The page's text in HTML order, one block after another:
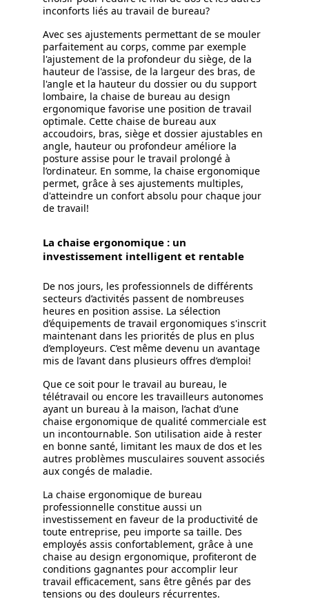
inconforts liés au travail de bureau?
Avec ses ajustements permettant de se mouler
parfaitement au corps, comme par exemple
l'ajustement de la profondeur du siège, de la
hauteur de l'assise, de la largeur des bras, de
l'angle et la hauteur du dossier ou du support
lombaire, la chaise de bureau au design
ergonomique favorise une position de travail
optimale. Cette chaise de bureau aux
accoudoirs, bras, siège et dossier ajustables en
angle, hauteur ou profondeur améliore la
posture assise pour le travail prolongé à
l’ordinateur. En somme, la chaise ergonomique
permet, grâce à ses ajustements multiples,
d'atteindre un confort absolu pour chaque jour
de travail!
La chaise ergonomique : un
investissement intelligent et rentable
De nos jours, les professionnels de différents
secteurs d’activités passent de nombreuses
heures en position assise. La sélection
d’équipements de travail ergonomiques s'inscrit
maintenant dans les priorités de plus en plus
d’employeurs. C’est même devenu un avantage
mis de l’avant dans plusieurs offres d’emploi!
Que ce soit pour le travail au bureau, le
télétravail ou encore les travailleurs autonomes
ayant un bureau à la maison, l’achat d’une
chaise ergonomique de qualité commerciale est
un incontournable. Son utilisation aide à rester
en bonne santé, limitant les maux de dos et les
autres problèmes musculaires souvent associés
aux congés de maladie.
La chaise ergonomique de bureau
professionnelle constitue aussi un
investissement en faveur de la productivité de
toute entreprise, peu importe sa taille. Des
employés assis confortablement, grâce à une
chaise au design ergonomique, profiteront de
conditions gagnantes pour accomplir leur
travail efficacement, sans être gênés par des
tensions ou des douleurs récurrentes.